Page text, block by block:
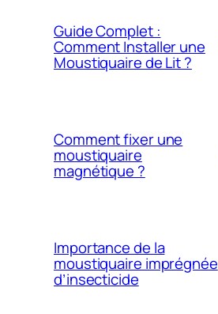
Guide Complet :
Comment Installer une
Moustiquaire de Lit ?
Comment fixer une
moustiquaire
magnétique ?
Importance de la
moustiquaire imprégnée
d’insecticide